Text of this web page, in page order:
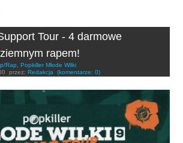
Tour - 4 darmowe
rapem!
Rap
Popkiller Młode Wilki
przez: Redakcja (komentarze: 0)